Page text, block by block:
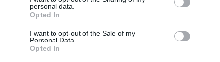
personal data.
Opted In
I want to opt-out of the Sale of my
Personal Data.
Opted In